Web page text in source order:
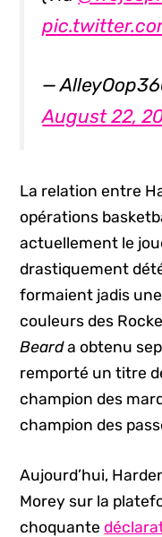
—
August 22,
La relation entre
opérations
actuellement le
drastiquement
formaient jadis
couleurs des
Bearda obtenu
remporté un titre
champion des
champion des
Aujourd’hui,
Morey sur la
choquante